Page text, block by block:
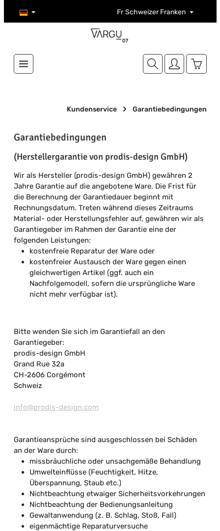
Zum Hauptinhalt springen Fr Schweizer Franken
Kundenservice Garantiebedingungen
Garantiebedingungen
(Herstellergarantie von prodis-design GmbH)
Wir als Hersteller (prodis-design GmbH) gewähren 2
Jahre Garantie auf die angebotene Ware. Die Frist für
die Berechnung der Garantiedauer beginnt mit
Rechnungsdatum. Treten während dieses Zeitraums
Material- oder Herstellungsfehler auf, gewähren wir als
Garantiegeber im Rahmen der Garantie eine der
folgenden Leistungen:
kostenfreie Reparatur der Ware oder
kostenfreier Austausch der Ware gegen einen
gleichwertigen Artikel (ggf. auch ein
Nachfolgemodell, sofern die ursprüngliche Ware
nicht mehr verfügbar ist).
Bitte wenden Sie sich im Garantiefall an den
Garantiegeber:
prodis-design GmbH
Grand Rue 32a
CH-2606 Corgémont
Schweiz
info@prodis-design.com
Garantieansprüche sind ausgeschlossen bei Schäden
an der Ware durch:
missbräuchliche oder unsachgemäße Behandlung
Umwelteinflüsse (Feuchtigkeit, Hitze,
Überspannung, Staub etc.)
Nichtbeachtung etwaiger Sicherheitsvorkehrungen
Nichtbeachtung der Bedienungsanleitung
Gewaltanwendung (z. B. Schlag, Stoß, Fall)
eigenmächtige Reparaturversuche